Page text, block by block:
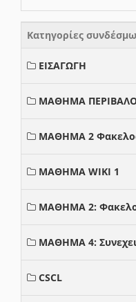
Κατηγορίες
ΕΙΣΑΓΩΓΗ
ΜΑΘΗΜΑ
ΜΑΘΗΜΑ 2
ΜΑΘΗΜΑ WIKI 1
ΜΑΘΗΜΑ 2:
ΜΑΘΗΜΑ 4:
CSCL